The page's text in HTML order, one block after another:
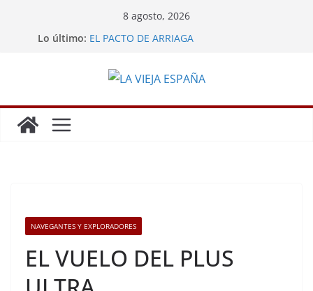
8 agosto, 2026
Lo último: EL PACTO DE ARRIAGA
GRANDES HAZAÑAS DE LOS ESPAÑOLES
LA REBELIÓN DE LOS ENCOMENDEROS
NAVEGANTES Y EXPLORADORES
EL VUELO DEL PLUS